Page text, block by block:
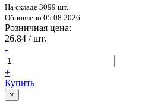
На складе 3099 шт.
Обновлено 05.08.2026
Розничная цена:
26.84 / шт.
-
+
Купить
×